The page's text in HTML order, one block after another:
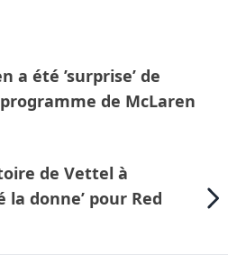
a été ’surprise’ de
de McLaren
de Vettel à
la donne’ pour Red